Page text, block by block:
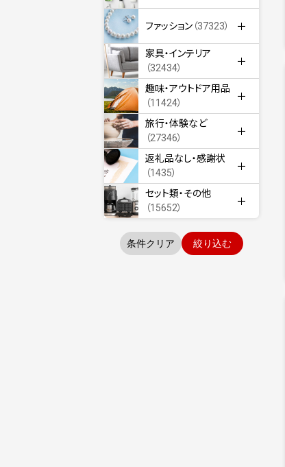
ファッション （37323）
家具・インテリア
（32434）
趣味・アウトドア用品
（11424）
旅行・体験など
（27346）
返礼品なし・感謝状
（1435）
セット類・その他
（15652）
条件クリア 絞り込む